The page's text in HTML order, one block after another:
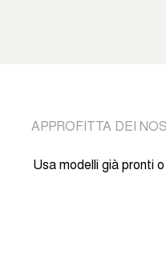
APPROFITTA DEI
Usa modelli già pronti